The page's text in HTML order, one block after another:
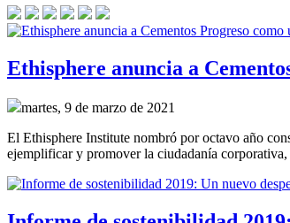
Ethisphere anuncia a
martes, 9 de marzo de 2021
El Ethisphere Institute nombró por octavo año
ejemplificar y promover la ciudadanía